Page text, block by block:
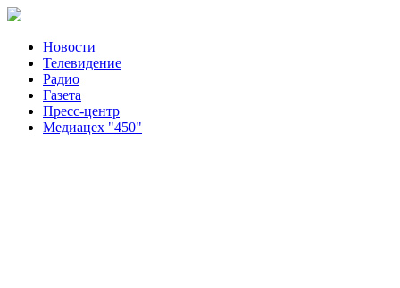
Новости
Телевидение
Радио
Газета
Пресс-центр
Медиацех "450"